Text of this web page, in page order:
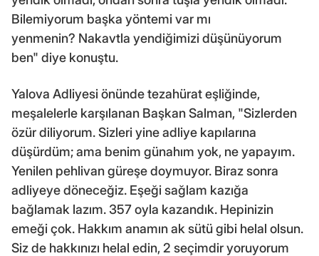
Bilemiyorum başka yöntemi var mı
yenmenin? Nakavtla yendiğimizi düşünüyorum
ben" diye konuştu.
Yalova Adliyesi önünde tezahürat eşliğinde,
meşalelerle karşılanan Başkan Salman, "Sizlerden
özür diliyorum. Sizleri yine adliye kapılarına
düşürdüm; ama benim günahım yok, ne yapayım.
Yenilen pehlivan güreşe doymuyor. Biraz sonra
adliyeye döneceğiz. Eşeği sağlam kazığa
bağlamak lazım. 357 oyla kazandık. Hepinizin
emeği çok. Hakkım anamın ak sütü gibi helal olsun.
Siz de hakkınızı helal edin, 2 seçimdir yoruyorum